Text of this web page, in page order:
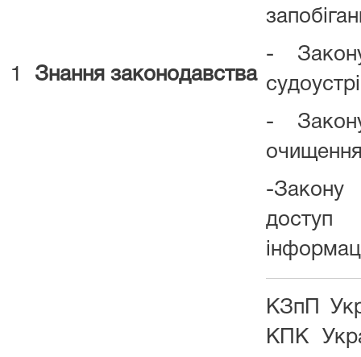
1 Знання законодавства
-
-
-
КЗпП
КПК